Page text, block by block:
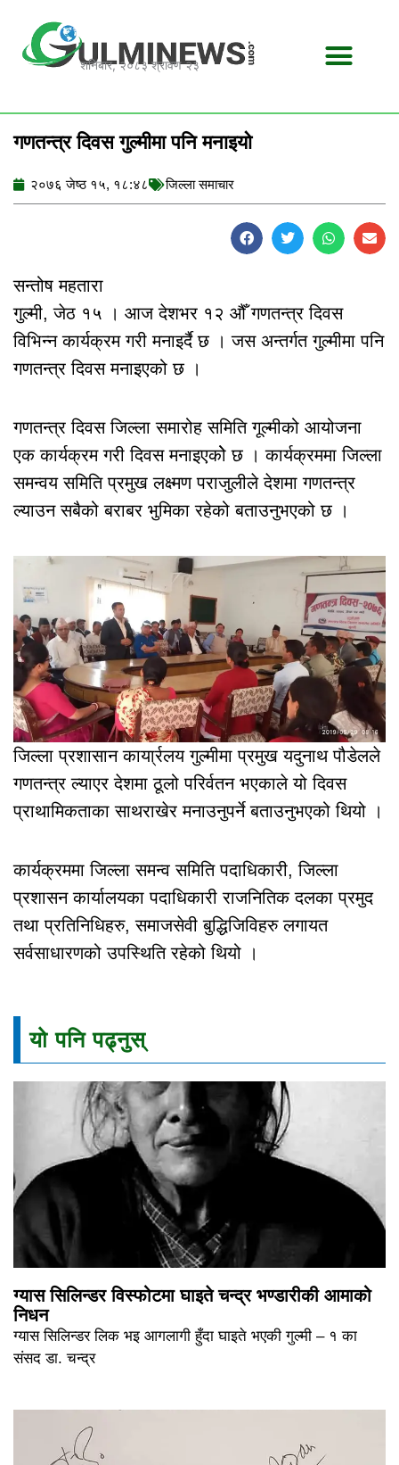
content
शनिबार, २०८३ श्रावण २३
गणतन्त्र दिवस गुल्मीमा पनि मनाइयो
२०७६ जेष्ठ १५, १८:४८ जिल्ला समाचार
सन्तोष महतारा
गुल्मी, जेठ १५ । आज देशभर १२ औँ गणतन्त्र दिवस
विभिन्न कार्यक्रम गरी मनाइर्दै छ । जस अन्तर्गत गुल्मीमा पनि
गणतन्त्र दिवस मनाइएको छ ।
गणतन्त्र दिवस जिल्ला समारोह समिति गूल्मीको आयोजना
एक कार्यक्रम गरी दिवस मनाइएकोे छ । कार्यक्रममा जिल्ला
समन्वय समिति प्रमुख लक्ष्मण पराजुलीले देशमा गणतन्त्र
ल्याउन सबैको बराबर भुमिका रहेको बताउनुभएको छ ।
जिल्ला प्रशासान काया्र्रलय गुल्मीमा प्रमुख यदुनाथ पौडेलले
गणतन्त्र ल्याएर देशमा ठूलो परिर्वतन भएकाले यो दिवस
प्राथामिकताका साथराखेर मनाउनुपर्ने बताउनुभएको थियो ।
कार्यक्रममा जिल्ला समन्व समिति पदाधिकारी, जिल्ला
प्रशासन कार्यालयका पदाधिकारी राजनितिक दलका प्रमुद
तथा प्रतिनिधिहरु, समाजसेवी बुद्धिजिविहरु लगायत
सर्वसाधारणको उपस्थिति रहेको थियो ।
यो पनि पढ्नुस्
ग्यास सिलिन्डर विस्फोटमा घाइते चन्द्र भण्डारीकी आमाको
निधन
ग्यास सिलिन्डर लिक भइ आगलागी हुँदा घाइते भएकी गुल्मी – १ का
संसद डा. चन्द्र